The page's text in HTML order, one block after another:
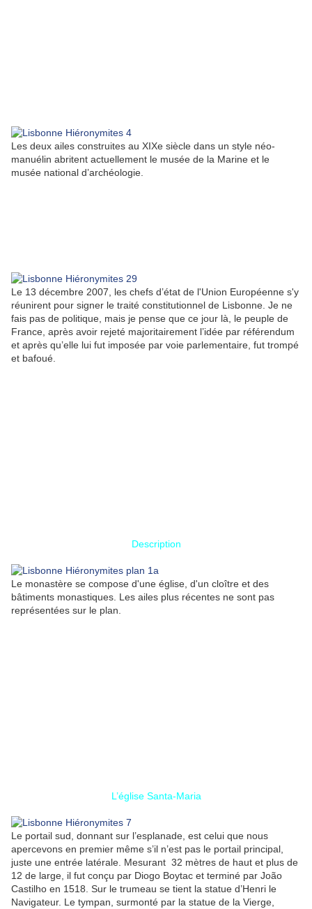
Les deux ailes construites au XIXe siècle dans un style néo-
manuélin abritent actuellement le musée de la Marine et le
musée national d’archéologie.
Le 13 décembre 2007, les chefs d’état de l'Union Européenne s'y
réunirent pour signer le traité constitutionnel de Lisbonne. Je ne
fais pas de politique, mais je pense que ce jour là, le peuple de
France, après avoir rejeté majoritairement l’idée par référendum
et après qu’elle lui fut imposée par voie parlementaire, fut trompé
et bafoué.
Description
Le monastère se compose d'une église, d'un cloître et des
bâtiments monastiques. Les ailes plus récentes ne sont pas
représentées sur le plan.
L’église Santa-Maria
Le portail sud, donnant sur l’esplanade, est celui que nous
apercevons en premier même s’il n’est pas le portail principal,
juste une entrée latérale. Mesurant 32 mètres de haut et plus de
12 de large, il fut conçu par Diogo Boytac et terminé par João
Castilho en 1518. Sur le trumeau se tient la statue d’Henri le
Navigateur. Le tympan, surmonté par la statue de la Vierge,